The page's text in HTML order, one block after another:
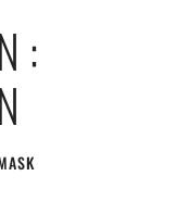
: